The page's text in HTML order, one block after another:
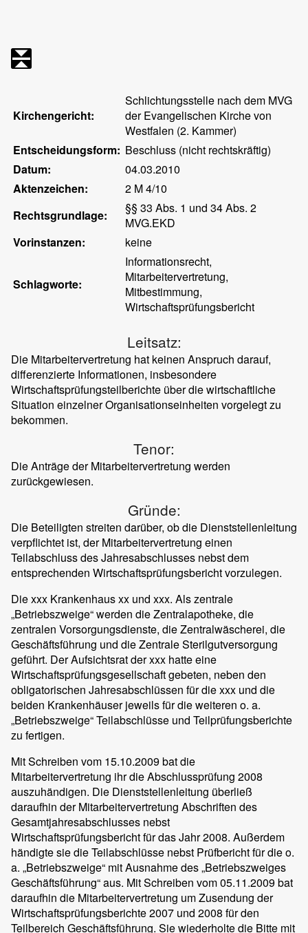
Kirchengericht:
Schlichtungsstelle nach dem MVG
der Evangelischen Kirche von
Westfalen (2. Kammer)
Entscheidungsform: Beschluss (nicht rechtskräftig)
Datum:
04.03.2010
Aktenzeichen:
2 M 4/10
Rechtsgrundlage:
§§ 33 Abs. 1 und 34 Abs. 2
MVG.EKD
Vorinstanzen:
keine
Schlagworte:
Informationsrecht,
Mitarbeitervertretung,
Mitbestimmung,
Wirtschaftsprüfungsbericht
Leitsatz:
Die Mitarbeitervertretung hat keinen Anspruch darauf,
differenzierte Informationen, insbesondere
Wirtschaftsprüfungsteilberichte über die wirtschaftliche
Situation einzelner Organisationseinheiten vorgelegt zu
bekommen.
Tenor:
Die Anträge der Mitarbeitervertretung werden
zurückgewiesen.
Gründe:
Die Beteiligten streiten darüber, ob die Dienststellenleitung
verpflichtet ist, der Mitarbeitervertretung einen
Teilabschluss des Jahresabschlusses nebst dem
entsprechenden Wirtschaftsprüfungsbericht vorzulegen.
Die xxx Krankenhaus xx und xxx. Als zentrale
„Betriebszweige“ werden die Zentralapotheke, die
zentralen Vorsorgungsdienste, die Zentralwäscherei, die
Geschäftsführung und die Zentrale Sterilgutversorgung
geführt. Der Aufsichtsrat der xxx hatte eine
Wirtschaftsprüfungsgesellschaft gebeten, neben den
obligatorischen Jahresabschlüssen für die xxx und die
beiden Krankenhäuser jeweils für die weiteren o. a.
„Betriebszweige“ Teilabschlüsse und Teilprüfungsberichte
zu fertigen.
Mit Schreiben vom 15.10.2009 bat die
Mitarbeitervertretung ihr die Abschlussprüfung 2008
auszuhändigen. Die Dienststellenleitung überließ
daraufhin der Mitarbeitervertretung Abschriften des
Gesamtjahresabschlusses nebst
Wirtschaftsprüfungsbericht für das Jahr 2008. Außerdem
händigte sie die Teilabschlüsse nebst Prüfbericht für die o.
a. „Betriebszweige“ mit Ausnahme des „Betriebszweiges
Geschäftsführung“ aus. Mit Schreiben vom 05.11.2009 bat
daraufhin die Mitarbeitervertretung um Zusendung der
Wirtschaftsprüfungsberichte 2007 und 2008 für den
Teilbereich Geschäftsführung. Sie wiederholte die Bitte mit